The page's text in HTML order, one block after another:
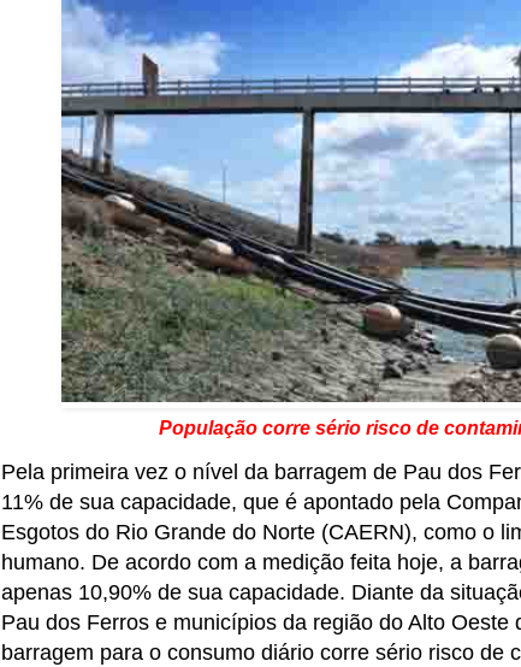
População corre sério risco de
Pela primeira vez o nível da barragem de Pau dos
11% de sua capacidade, que é apontado pela
Esgotos do Rio Grande do Norte (CAERN), como o
humano. De acordo com a medição feita hoje, a
apenas 10,90% de sua capacidade. Diante da
Pau dos Ferros e municípios da região do Alto Oeste
barragem para o consumo diário corre sério risco de